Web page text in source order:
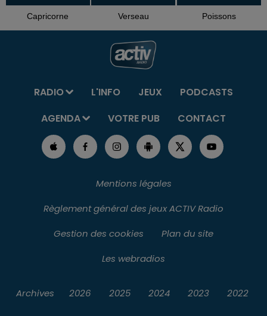
Capricorne Verseau Poissons
RADIO L'INFO JEUX
PODCASTS
AGENDA
VOTRE PUB CONTACT
Mentions légales
Règlement général des jeux ACTIV Radio
Gestion des cookies
Plan du site
Les webradios
Archives 2026 2025 2024 2023 2022